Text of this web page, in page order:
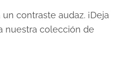
contraste audaz. ¡Deja
nuestra colección de